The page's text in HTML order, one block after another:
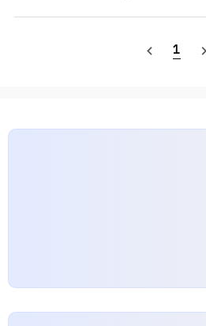
navigate_before 1 navigate_next